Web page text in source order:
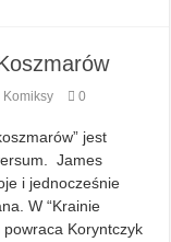
Komiksy 0
jest
James
i jednocześnie
W “Krainie
powraca Koryntczyk